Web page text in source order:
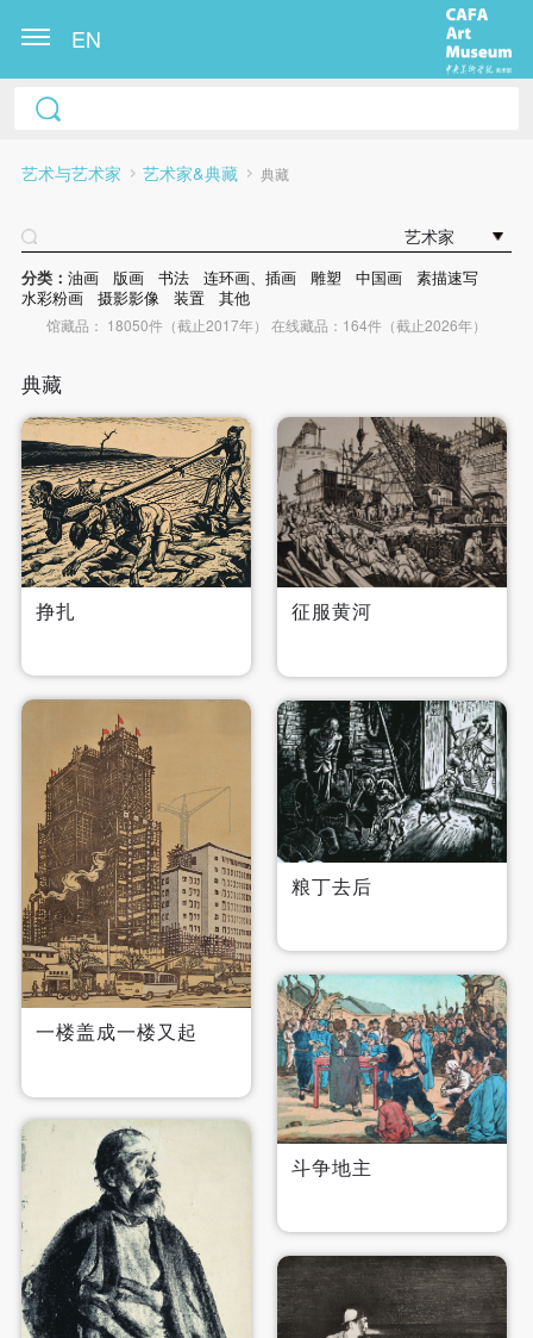
EN
艺术与艺术家 艺术家&典藏 典藏
艺术家
分类： 油画 版画 书法 连环画、插画 雕塑 中国画
素描速写
水彩粉画
摄影影像 装置 其他
馆藏品： 18050件（截止2017年） 在线藏品：164件（截止2026年）
典藏
挣扎 征服黄河
一楼盖成一楼又起
粮丁去后
斗争地主
帐号密码登录
手机号码
发送验证码
手机号码将作为您的登录账号
验证码
登录